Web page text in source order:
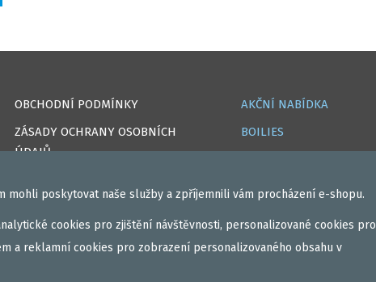
OBCHODNÍ PODMÍNKY
ZÁSADY OCHRANY OSOBNÍCH
ÚDAJŮ
PŘIHLÁSIT
AKČNÍ NABÍDKA
BOILIES
TEKUTÉ
VAŘENÝ PARTIKL
mohli poskytovat naše služby a zpříjemnili vám procházení e-shopu.
cookies pro zjištění návštěvnosti, personalizované cookies pro
a reklamní cookies pro zobrazení personalizovaného obsahu v